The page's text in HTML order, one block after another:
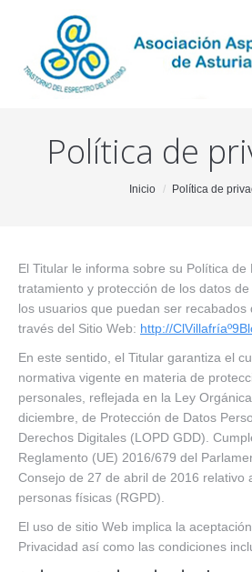
Política de
Inicio Política de
El Titular le informa sobre su Política de
tratamiento y protección de los datos
los usuarios que puedan ser recabados
través del Sitio Web: http://
En este sentido, el Titular garantiza el
normativa vigente en materia de
personales, reflejada en la Ley
diciembre, de Protección de Datos
Derechos Digitales (LOPD GDD).
Reglamento (UE) 2016/679 del
Consejo de 27 de abril de 2016 relativo
personas físicas (RGPD).
El uso de sitio Web implica la
Privacidad así como las condiciones